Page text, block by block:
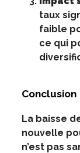
taux
faible
ce qui
Conclusion
La baisse
nouvelle
n’est pas